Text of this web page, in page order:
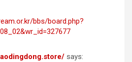
bbs/board.php?
says: